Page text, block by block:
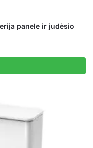
panele ir judėsio